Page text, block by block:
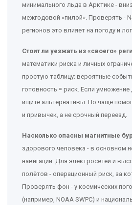
минимального льда в Арктике -
межгодовой «пилой». Проверять -
регионов это влияет на погоду и
Стоит ли уезжать из «своего»
математики риска и личных
простую таблицу: вероятные
готовность = риск. Если умножение
ищите альтернативы. Но чаще
и привычек, а не срочный переезд.
Насколько опасны магнитные
здорового человека - в основном
навигации. Для электросетей и
полётов - операционный риск, за
Проверять фон - у космических
(например, NOAA SWPC) и